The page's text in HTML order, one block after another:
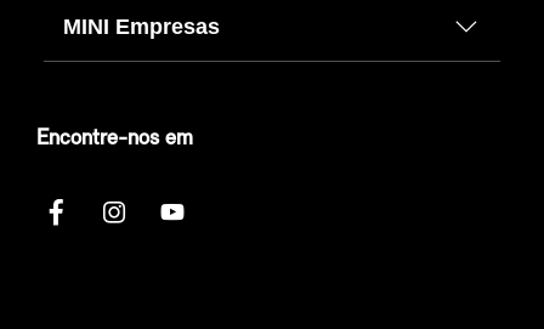
MINI Empresas
Encontre-nos em